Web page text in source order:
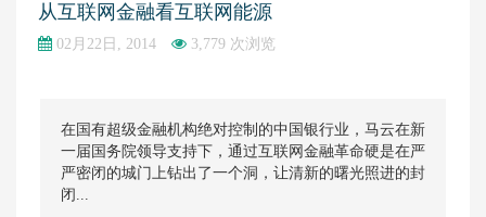
从互联网金融看互联网能源
02月22日, 2014 3,779 次浏览
在国有超级金融机构绝对控制的中国银行业，马云在新
一届国务院领导支持下，通过互联网金融革命硬是在严
严密闭的城门上钻出了一个洞，让清新的曙光照进的封
闭...